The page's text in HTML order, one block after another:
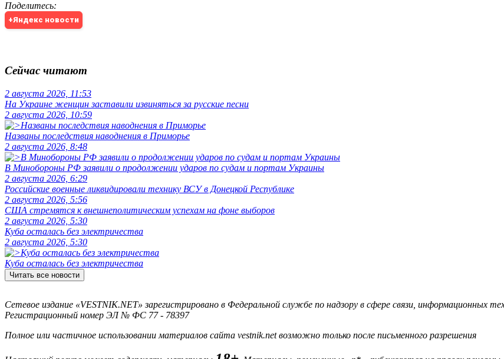
Поделитесь:
+Яндекс новости
Сейчас читают
2 августа 2026, 11:53
На Украине женщин заставили извиняться за русские песни
2 августа 2026, 10:59
Названы последствия наводнения в Приморье
2 августа 2026, 8:48
В Минобороны РФ заявили о продолжении ударов по судам и портам Украины
2 августа 2026, 6:29
Российские военные ликвидировали технику ВСУ в Донецкой Республике
2 августа 2026, 5:56
США стремятся к внешнеполитическим успехам на фоне выборов
2 августа 2026, 5:30
Куба осталась без электричества
2 августа 2026, 5:30
Куба осталась без электричества
Читать все новости
Сетевое издание «VESTNIK.NET» зарегистрировано в Федеральной службе по надзору в сфере связи, информационных
Регистрационный номер ЭЛ № ФС 77 - 78397
Полное или частичное использовании материалов сайта vestnik.net возможно только после письменного разрешения